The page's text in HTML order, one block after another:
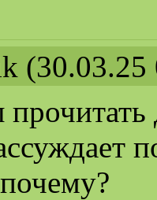
(30.03.25